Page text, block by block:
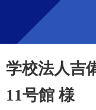
学校法人吉
11号館 様